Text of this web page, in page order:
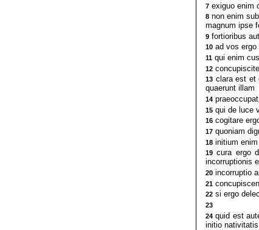
7 exiguo enim
8 non enim
magnum ipse
9 fortioribus
10 ad vos
11 qui enim
12
13 clara est et
quaerunt illam
14
15 qui de luce
16 cogitare
17 quoniam
18 initium
19 cura ergo
incorruptionis
20 incorruptio
21
22 si ergo
23
24 quid est
initio